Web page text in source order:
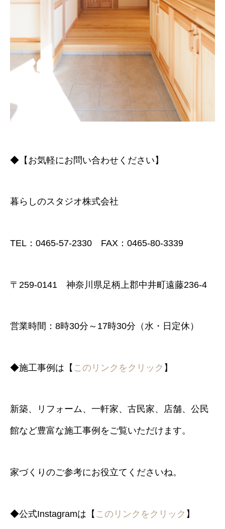
◆【お気軽にお問い合わせください】
暮らしのスタジオ株式会社
TEL：0465-57-2330 FAX：0465-80-3339
〒259-0141 神奈川県足柄上郡中井町遠藤236-4
営業時間：8時30分～17時30分（水・日定休）
◆施工事例は【 このリンクをクリック 】
新築、リフォーム、一軒家、古民家、店舗、公民
館など豊富な施工事例をご覧いただけます。
家づくりのご参考にお役立てくださいね。
◆公式Instagramは【 このリンクをクリック 】